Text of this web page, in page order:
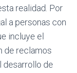
realidad. Por
a personas con
incluye el
de reclamos
desarrollo de